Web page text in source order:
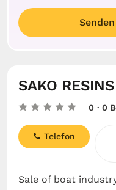
SAKO
0 · 0
Sale of boat
Telefon